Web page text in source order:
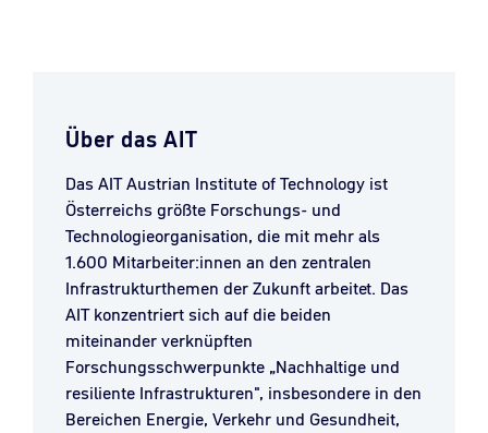
Über das AIT
Das AIT Austrian Institute of Technology ist
Österreichs größte Forschungs- und
Technologieorganisation, die mit mehr als
1.600 Mitarbeiter:innen an den zentralen
Infrastrukturthemen der Zukunft arbeitet. Das
AIT konzentriert sich auf die beiden
miteinander verknüpften
Forschungsschwerpunkte „Nachhaltige und
resiliente Infrastrukturen", insbesondere in den
Bereichen Energie, Verkehr und Gesundheit,